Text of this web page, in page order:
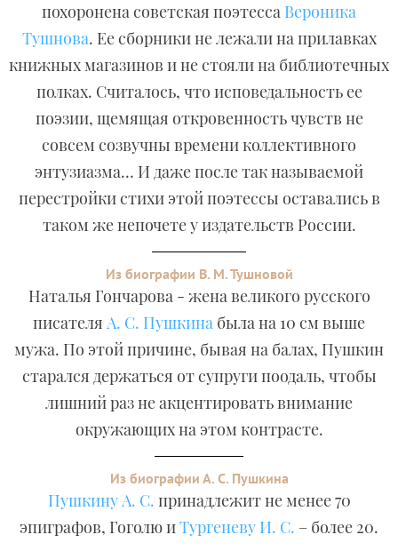
похоронена советская поэтесса Вероника
Тушнова. Ее сборники не лежали на прилавках
книжных магазинов и не стояли на библиотечных
полках. Считалось, что исповедальность ее
поэзии, щемящая откровенность чувств не
совсем созвучны времени коллективного
энтузиазма… И даже после так называемой
перестройки стихи этой поэтессы оставались в
таком же непочете у издательств России.
Из биографии В. М. Тушновой
Наталья Гончарова - жена великого русского
писателя А. С. Пушкина была на 10 см выше
мужа. По этой причине, бывая на балах, Пушкин
старался держаться от супруги поодаль, чтобы
лишний раз не акцентировать внимание
окружающих на этом контрасте.
Из биографии А. С. Пушкина
Пушкину А. С. принадлежит не менее 70
эпиграфов, Гоголю иТургеневу И. С. – более 20.